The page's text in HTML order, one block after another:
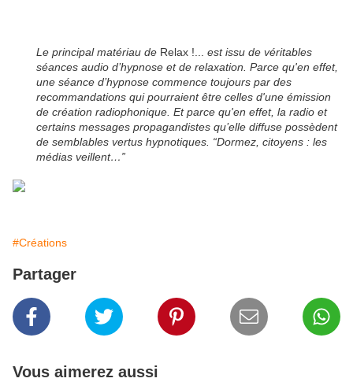
Le principal matériau de Relax !... est issu de véritables
séances audio d’hypnose et de relaxation. Parce qu'en effet,
une séance d’hypnose commence toujours par des
recommandations qui pourraient être celles d'une émission
de création radiophonique. Et parce qu'en effet, la radio et
certains messages propagandistes qu’elle diffuse possèdent
de semblables vertus hypnotiques. “Dormez, citoyens : les
médias veillent…”
#Créations
Partager
Vous aimerez aussi